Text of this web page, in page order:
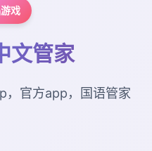
戏
文管家
，官方app，国语管家